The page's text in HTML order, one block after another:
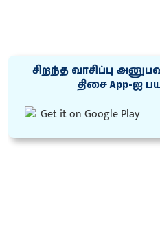
சிறந்த வாசிப்பு
திசை App-ஐ